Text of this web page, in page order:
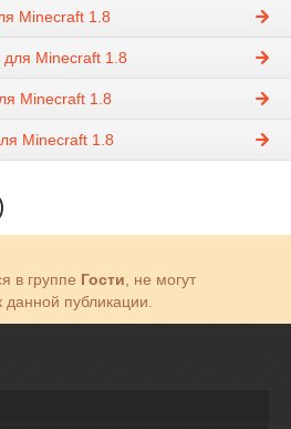
Minecraft 1.8
для Minecraft 1.8
Minecraft 1.8
Minecraft 1.8
в группе Гости, не могут
данной публикации.